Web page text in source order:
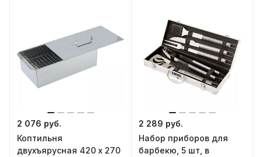
2 076 руб.
Коптильня
двухъярусная 420 x 270
2 289 руб.
Набор приборов для
барбекю, 5 шт, в